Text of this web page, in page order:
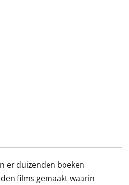
er duizenden boeken
films gemaakt waarin